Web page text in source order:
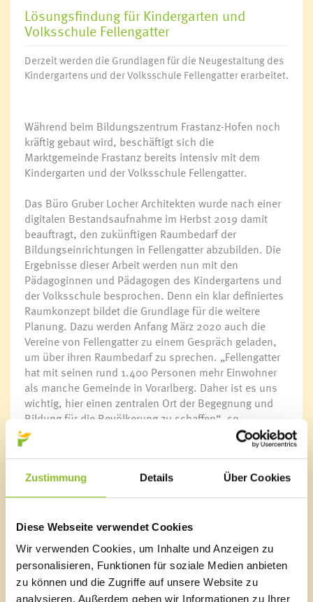
Zustimmung Details Über Cookies
Diese Webseite verwendet Cookies
Wir verwenden Cookies, um Inhalte und Anzeigen zu
personalisieren, Funktionen für soziale Medien anbieten
zu können und die Zugriffe auf unsere Website zu
analysieren. Außerdem geben wir Informationen zu Ihrer
Lösungsfindung für Kindergarten und
Volksschule Fellengatter
Derzeit werden die Grundlagen für die Neugestaltung des
Kindergartens und der Volksschule Fellengatter erarbeitet.
Während beim Bildungszentrum Frastanz-Hofen noch
kräftig gebaut wird, beschäftigt sich die
Marktgemeinde Frastanz bereits intensiv mit dem
Kindergarten und der Volksschule Fellengatter.
Das Büro Gruber Locher Architekten wurde nach einer
digitalen Bestandsaufnahme im Herbst 2019 damit
beauftragt, den zukünftigen Raumbedarf der
Bildungseinrichtungen in Fellengatter abzubilden. Die
Ergebnisse dieser Arbeit werden nun mit den
Pädagoginnen und Pädagogen des Kindergartens und
der Volksschule besprochen. Denn ein klar definiertes
Raumkonzept bildet die Grundlage für die weitere
Planung. Dazu werden Anfang März 2020 auch die
Vereine von Fellengatter zu einem Gespräch geladen,
um über ihren Raumbedarf zu sprechen. „Fellengatter
hat mit seinen rund 1.400 Personen mehr Einwohner
als manche Gemeinde in Vorarlberg. Daher ist es uns
wichtig, hier einen zentralen Ort der Begegnung und
Bildung für die Bevölkerung zu schaffen“, so
Bürgermeister Walter Gohm.
Architektur-Wettbewerb
Auf Grundlage des Raumbedarfs und der gründlichen
Analyse der Bausubstanz wird dann entschieden, ob
abgerissen und neu gebaut oder saniert werden. Nach
dieser Entscheidung folgt im Sommer 2020 die
Ausschreibung für einen Architektur-Wettbewerb, um
für die größte Frastanzer Parzelle eine modernde
Bildungseinrichtung auf den Weg zu bringen.